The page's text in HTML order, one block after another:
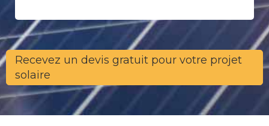
Recevez un devis gratuit pour votre projet
solaire